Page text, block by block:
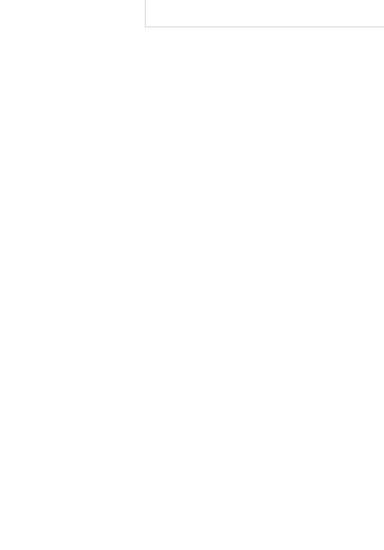
range:
tuotteella